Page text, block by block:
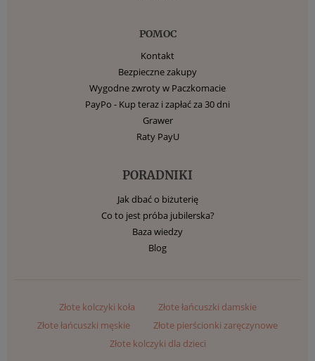
POMOC
Kontakt
Bezpieczne zakupy
Wygodne zwroty w Paczkomacie
PayPo - Kup teraz i zapłać za 30 dni
Grawer
Raty PayU
PORADNIKI
Jak dbać o biżuterię
Co to jest próba jubilerska?
Baza wiedzy
Blog
Złote kolczyki koła
Złote łańcuszki damskie
Złote łańcuszki męskie
Złote pierścionki zaręczynowe
Złote kolczyki dla dzieci